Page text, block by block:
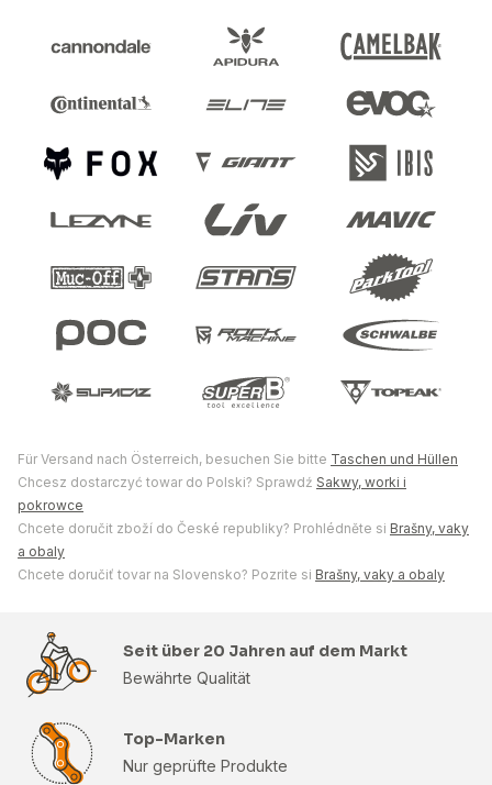
Für Versand nach Österreich, besuchen Sie bitte Taschen und Hüllen
Chcesz dostarczyć towar do Polski? Sprawdź Sakwy, worki i
pokrowce
Chcete doručit zboží do České republiky? Prohlédněte si Brašny, vaky
a obaly
Chcete doručiť tovar na Slovensko? Pozrite si Brašny, vaky a obaly
Seit über 20 Jahren auf dem Markt
Bewährte Qualität
Top-Marken
Nur geprüfte Produkte